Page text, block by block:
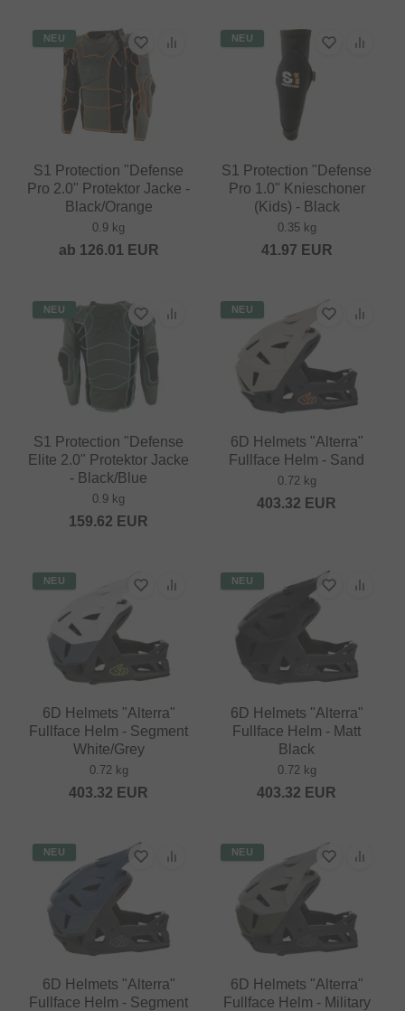
NEU
S1 Protection "Defense
Pro 2.0" Protektor Jacke -
Black/Orange
0.9 kg
ab 126.01 EUR
NEU
S1 Protection "Defense
Pro 1.0" Knieschoner
(Kids) - Black
0.35 kg
41.97 EUR
NEU
S1 Protection "Defense
Elite 2.0" Protektor Jacke
- Black/Blue
0.9 kg
159.62 EUR
NEU
6D Helmets "Alterra"
Fullface Helm - Sand
0.72 kg
403.32 EUR
NEU
6D Helmets "Alterra"
Fullface Helm - Segment
White/Grey
0.72 kg
403.32 EUR
NEU
6D Helmets "Alterra"
Fullface Helm - Matt
Black
0.72 kg
403.32 EUR
NEU
6D Helmets "Alterra"
Fullface Helm - Segment
NEU
6D Helmets "Alterra"
Fullface Helm - Military